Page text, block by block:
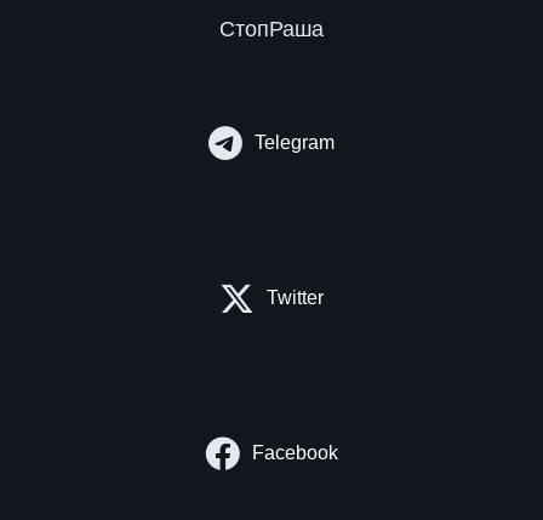
СтопРаша
Telegram
Twitter
Facebook